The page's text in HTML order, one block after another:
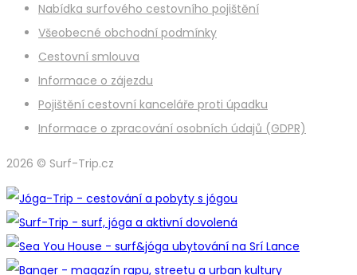
Nabídka surfového cestovního pojištění
Všeobecné obchodní podmínky
Cestovní smlouva
Informace o zájezdu
Pojištění cestovní kanceláře proti úpadku
Informace o zpracování osobních údajů (GDPR)
2026 © Surf-Trip.cz